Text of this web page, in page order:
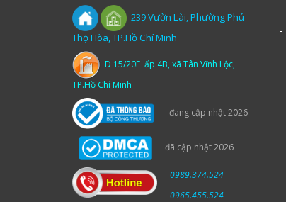
239Vườn Lài,Phường Phú
Thọ Hòa, TP.Hồ Chí Minh
D 15/20E ấp 4B, xã Tân Vĩnh Lộc,
TP.Hồ Chí Minh
đang cập nhật 2026
đã cập nhật 2026
0989.374.524
0965.455.524
-
-
-